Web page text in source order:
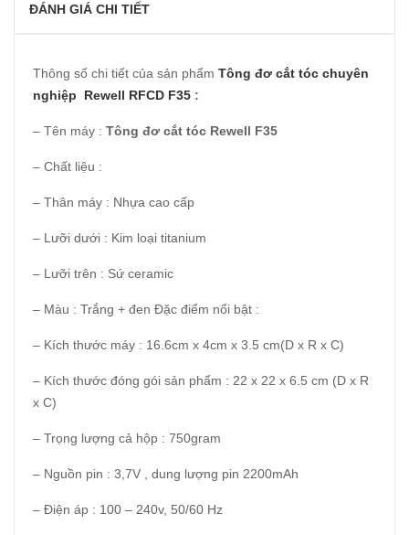
ĐÁNH GIÁ CHI TIẾT
Thông số chi tiết của sản phẩm Tông đơ cắt tóc chuyên
nghiệp Rewell RFCD F35 :
– Tên máy : Tông đơ cắt tóc Rewell F35
– Chất liệu :
– Thân máy : Nhựa cao cấp
– Lưỡi dưới : Kim loại titanium
– Lưỡi trên : Sứ ceramic
– Màu : Trắng + đen Đặc điểm nổi bật :
– Kích thước máy : 16.6cm x 4cm x 3.5 cm(D x R x C)
– Kích thước đóng gói sản phẩm : 22 x 22 x 6.5 cm (D x R
x C)
– Trọng lượng cả hộp : 750gram
– Nguồn pin : 3,7V , dung lượng pin 2200mAh
– Điện áp : 100 – 240v, 50/60 Hz